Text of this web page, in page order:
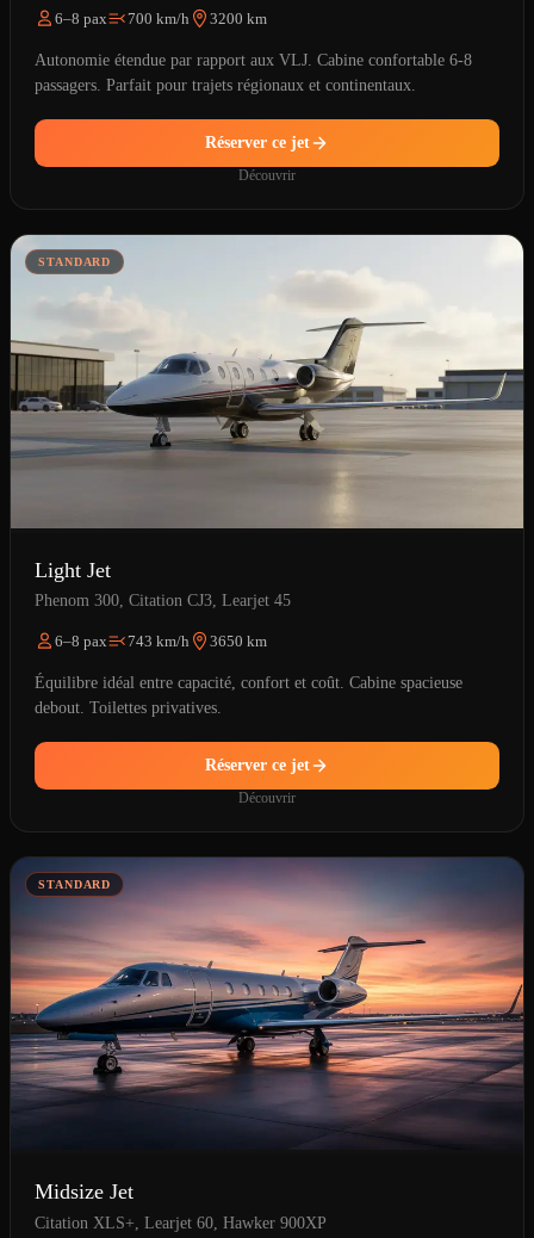
6–8 pax 700 km/h 3200 km
Autonomie étendue par rapport aux VLJ. Cabine confortable 6-8
passagers. Parfait pour trajets régionaux et continentaux.
Réserver ce jet
Découvrir
STANDARD
Light Jet
Phenom 300, Citation CJ3, Learjet 45
6–8 pax 743 km/h 3650 km
Équilibre idéal entre capacité, confort et coût. Cabine spacieuse
debout. Toilettes privatives.
Réserver ce jet
Découvrir
STANDARD
Midsize Jet
Citation XLS+, Learjet 60, Hawker 900XP